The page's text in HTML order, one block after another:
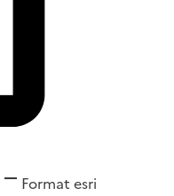
Format esri